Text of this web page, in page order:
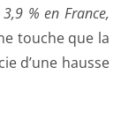
% en France,
touche que la
d’une hausse